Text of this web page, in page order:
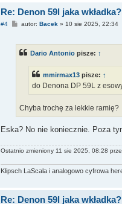
Re: Denon 59l jaka wkładka?
#4
P
t
autor: Bacek » 10 sie 2025, 22:34
Dario Antonio pisze: ↑
mmirmax13 pisze: ↑
do Denona DP 59L z
Chyba trochę za lekkie ramię?
Eska? No nie koniecznie. Poza
Ostatnio zmieniony 11 sie 2025, 08:28
Klipsch LaScala i analogowo cyfrowa
Re: Denon 59l jaka wkładka?